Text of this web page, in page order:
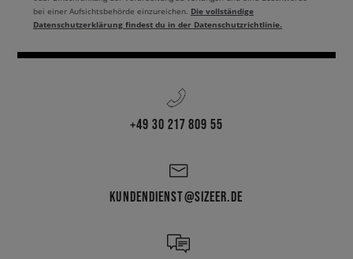
bei einer Aufsichtsbehörde einzureichen. Die vollständige
Datenschutzerklärung findest du in der Datenschutzrichtlinie.
+49 30 217 809 55
KUNDENDIENST@SIZEER.DE